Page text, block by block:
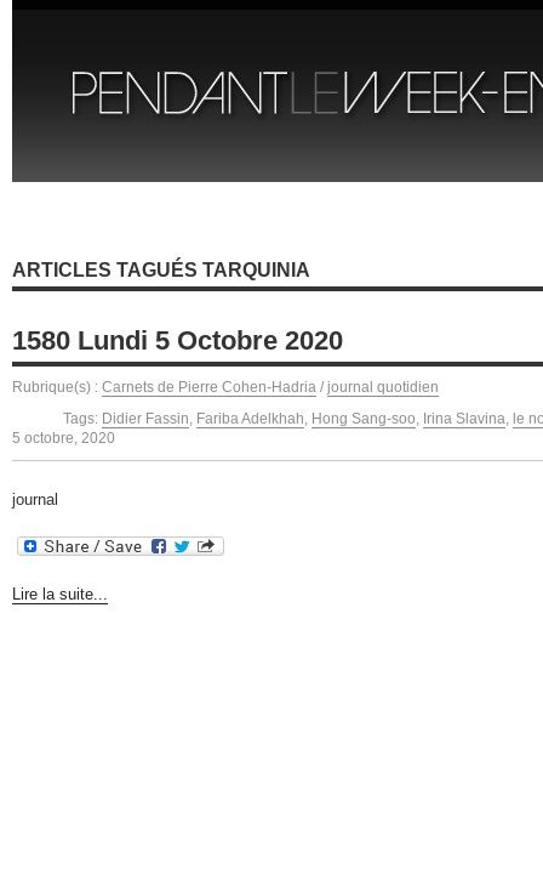
ARTICLES TAGUÉS TARQUINIA
1580 Lundi 5 Octobre 2020
Rubrique(s) : Carnets de Pierre Cohen-Hadria / journal quotidien
Tags: Didier Fassin, Fariba Adelkhah, Hong Sang-soo, Irina Slavina, le
5 octobre, 2020
journal
Lire la suite...